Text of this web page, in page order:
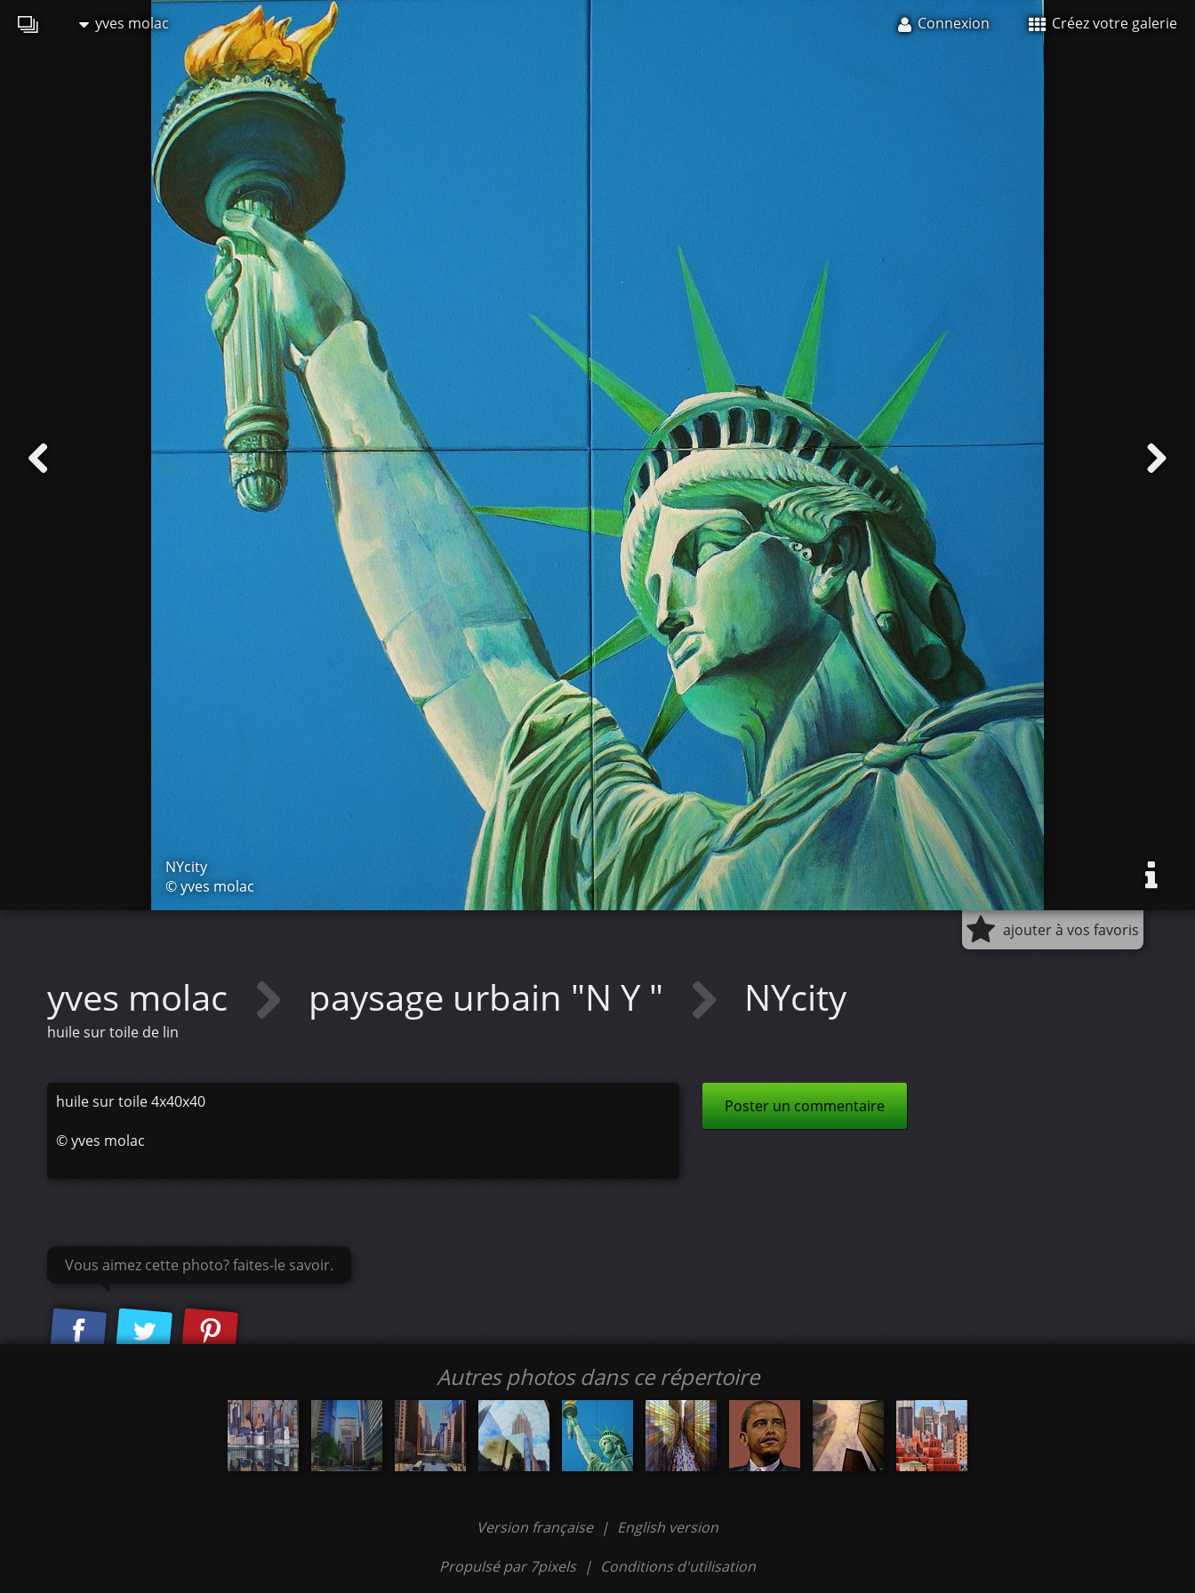
yves molac Connexion Créez votre galerie
NYcity
© yves molac
ajouter à vos favoris
yves molac paysage urbain "N Y " NYcity
huile sur toile de lin
huile sur toile 4x40x40
©yves molac
Poster un commentaire
Vous aimez cette photo? faites-le savoir.
Autres photos dans ce répertoire
Version française | English version
Propulsé par 7pixels | Conditions d'utilisation